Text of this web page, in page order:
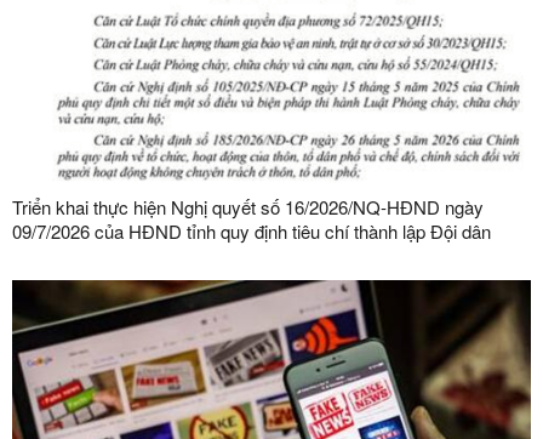
Triển khai thực hiện Nghị quyết số 16/2026/NQ-HĐND ngày
09/7/2026 của HĐND tỉnh quy định tiêu chí thành lập Đội dân
bàn tỉnh